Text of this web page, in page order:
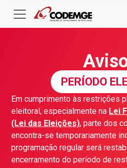
PERÍODO
Em cumprimento às restrições
eleitoral, especialmente na Lei
(Lei das Eleições), parte dos
encontra-se temporariamente
programação regular será
encerramento do período de